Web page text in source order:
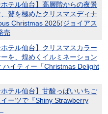
ホテル仙台】高層階からの夜景
贅を極めたクリスマスディナ
Christmas 2025(ジョイアス
売
ホテル仙台】クリスマスカラー
を、煌めくイルミネーション
ハイティー「Christmas Delight
ホテル仙台】甘酸っぱいいちご
ーツで『Shiny Strawberry